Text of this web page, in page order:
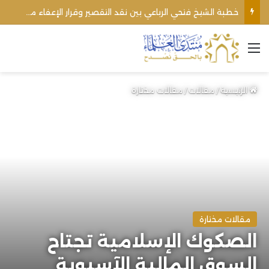
القائمة
الرئيسية/مقالات/مقالات مختارة
مقالات مختارة
الصكوك الإسلامية تجتاح
السوق المالية الآسيوية